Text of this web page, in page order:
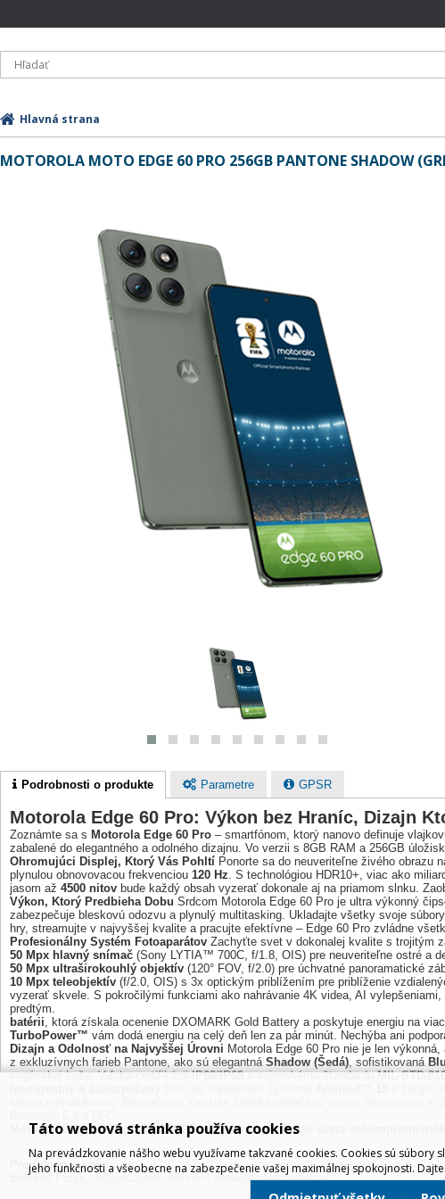
Hlavná strana
MOTOROLA MOTO EDGE 60 PRO 256GB PANTONE SHADOW
Podrobnosti o produkte Parametre GPSR
Motorola Edge 60 Pro: Výkon bez Hraníc, Dizajn
Zoznámte sa s Motorola Edge 60 Pro – smartfónom, ktorý nanovo definuje
zabalené do elegantného a odolného dizajnu. Vo verzii s 8GB RAM a 256GB
Ohromujúci Displej, Ktorý Vás Pohltí Ponorte sa do neuveriteľne živého obrazu
plynulou obnovovacou frekvenciou 120 Hz. S technológiou HDR10+, viac ako
jasom až 4500 nitov bude každý obsah vyzerať dokonale aj na priamom slnku.
Výkon, Ktorý Predbieha Dobu Srdcom Motorola Edge 60 Pro je ultra výkonný
zabezpečuje bleskovú odozvu a plynulý multitasking. Ukladajte všetky svoje
hry, streamujte v najvyššej kvalite a pracujte efektívne – Edge 60 Pro zvládne
Profesionálny Systém Fotoaparátov Zachyťte svet v dokonalej kvalite s trojitým
50 Mpx hlavný snímač (Sony LYTIA™ 700C, f/1.8, OIS) pre neuveriteľne ostré a
50 Mpx ultraširokouhlý objektív (120° FOV, f/2.0) pre úchvatné panoramatické
10 Mpx teleobjektív (f/2.0, OIS) s 3x optickým priblížením pre priblíženie
vyzerať skvele. S pokročilými funkciami ako nahrávanie 4K videa, AI
predtým.
batérii, ktorá získala ocenenie DXOMARK Gold Battery a poskytuje energiu na
TurboPower™ vám dodá energiu na celý deň len za pár minút. Nechýba ani
Dizajn a Odolnosť na Najvyššej Úrovni Motorola Edge 60 Pro nie je len
z exkluzívnych farieb Pantone, ako sú elegantná Shadow (Šedá), sofistikovaná
vegánskej kože. Vďaka certifikáciiIP68/IP69a vojenskému štandarduMIL-STD-
Motorola Edge 60 Pro 8GB/256GB – Vaša vstupenka do sveta
Produkt manažér:
Bohumil Patak, 0918822888,
bohumil.patak@irdistribution.sk
Táto webová stránka používa cookies
Na prevádzkovanie nášho webu využívame takzvané cookies. Cookies sú súbory
jeho funkčnosti a všeobecne na zabezpečenie vašej maximálnej spokojnosti.